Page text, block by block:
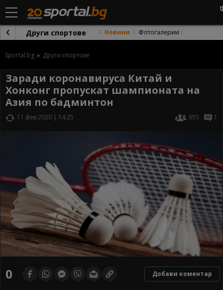
Други спортове Новини Фотогалерии
Sportal.bg Други спортове
Заради коронавируса Китай и
Хонконг пропускат шампионата на
Азия по бадминтон
11 фев 2020 | 14:25 855 1
0 Добави коментар